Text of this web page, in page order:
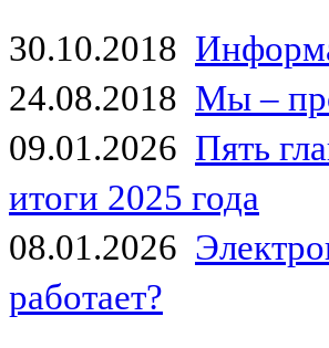
30.10.2018
24.08.2018 Мы –
09.01.2026 Пять
итоги 2025 года
08.01.2026
работает?